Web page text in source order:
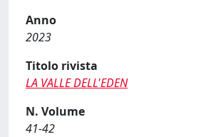
Anno
2023
Titolo rivista
LA VALLE DELL'EDEN
N. Volume
41-42